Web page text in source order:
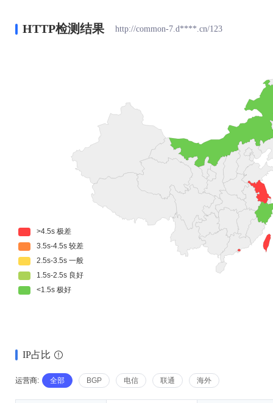
HTTP检测结果 http://common-7.d****.cn/123
IP占比
运营商: 全部 BGP 电信 联通 海外